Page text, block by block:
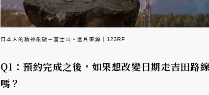
日本人的精神象徵－富士山。圖片來源｜123RF
Q1：預約完成之後，如果想改變日期走吉田路
嗎？